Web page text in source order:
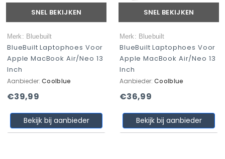
SNEL BEKIJKEN
Merk: Bluebuilt
BlueBuilt Laptophoes Voor
Apple MacBook Air/Neo 13
Inch
Aanbieder: Coolblue
€39,99
Bekijk bij aanbieder
SNEL BEKIJKEN
Merk: Bluebuilt
BlueBuilt Laptophoes Voor
Apple MacBook Air/Neo 13
Inch
Aanbieder: Coolblue
€36,99
Bekijk bij aanbieder